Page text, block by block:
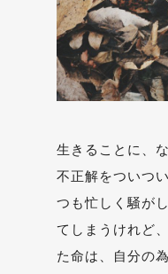
生きることに、
不正解をついつ
つも忙しく騒が
てしまうけれど
た命は、自分の